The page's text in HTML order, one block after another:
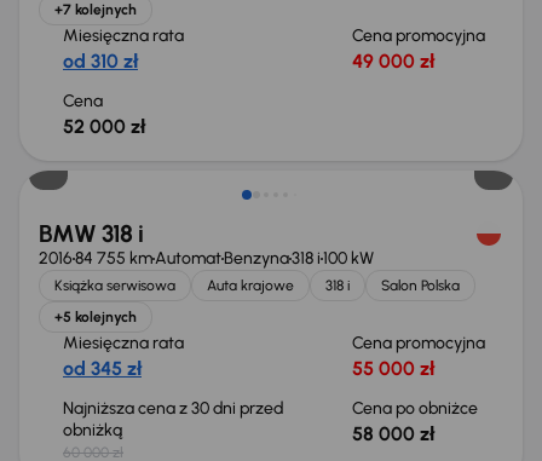
+7 kolejnych
Miesięczna rata
od 310 zł
Cena promocyjna
49 000 zł
Cena
52 000 zł
Taniej o 2 000 zł
BMW 318 i
201684 755 kmAutomatBenzyna318 i100 kW
Książka serwisowa Auta krajowe 318 i
Salon Polska
+5 kolejnych
Miesięczna rata
od 345 zł
Cena promocyjna
55 000 zł
Najniższa cena z 30 dni przed
obniżką
60 000 zł
Cena po obniżce
58 000 zł